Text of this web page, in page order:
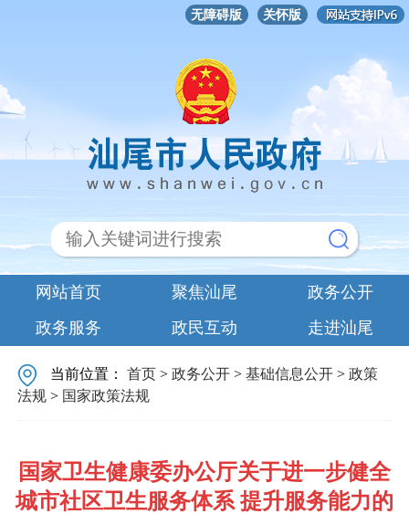
无障碍版 关怀版
网站首页 聚焦汕尾
政务公开
政务服务
政民互动 走进汕尾
当前位置：首页 >政务公开 >基础信息公开 >政策
法规 > 国家政策法规
国家卫生健康委办公厅关于进一步健全
城市社区卫生服务体系 提升服务能力的